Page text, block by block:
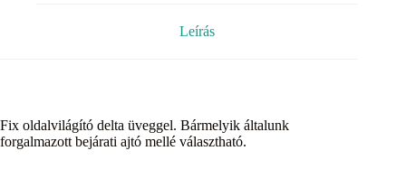
Leírás
Fix oldalvilágító delta üveggel. Bármelyik általunk
forgalmazott bejárati ajtó mellé választható.